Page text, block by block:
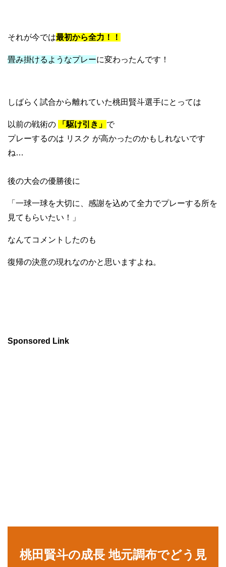
それが今では最初から全力！！
畳み掛けるようなプレーに変わったんです！
しばらく試合から離れていた桃田賢斗選手にとっては
以前の戦術の 「駆け引き」 で
プレーするのは リスク が高かったのかもしれないです
ね…
後の大会の優勝後に
「一球一球を大切に、感謝を込めて全力でプレーする所を
見てもらいたい！」
なんてコメントしたのも
復帰の決意の現れなのかと思いますよね。
Sponsored Link
桃田賢斗の成長 地元調布でどう見